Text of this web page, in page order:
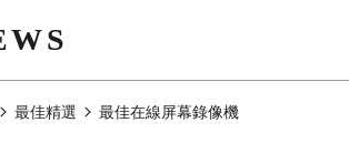
最佳精選 最佳在線屏幕錄像機